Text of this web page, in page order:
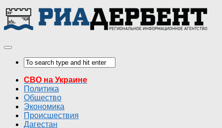
СВО на Украине
Политика
Общество
Экономика
Происшествия
Дагестан